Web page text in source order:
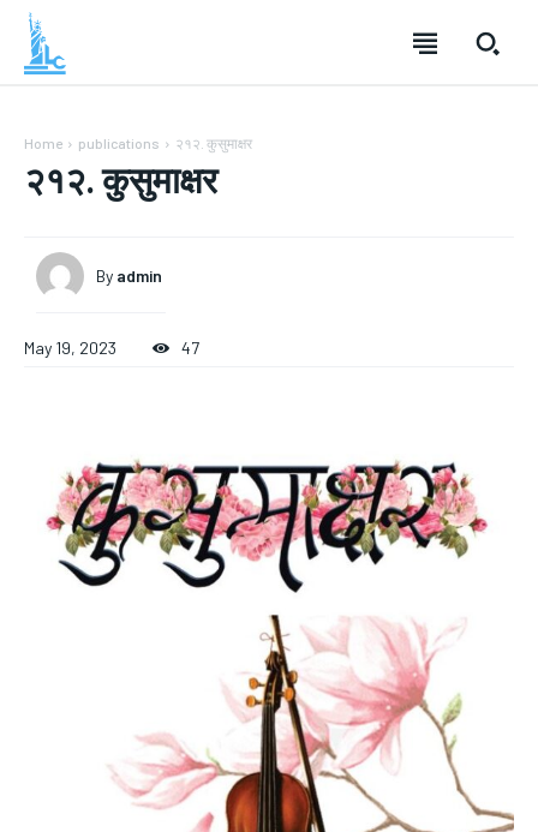
Home publications २१२. कुसुमाक्षर
२१२. कुसुमाक्षर
By admin
May 19, 2023 47